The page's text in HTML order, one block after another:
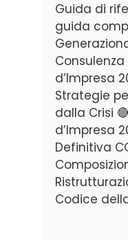
Guida di
guida
d’Impresa
Strategie
dalla Crisi
d’Impresa
Definitiva
Codice